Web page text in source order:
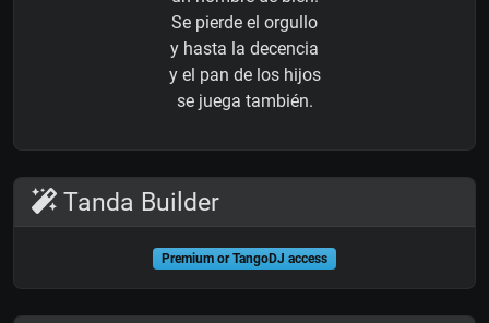
Se pierde el orgullo
y hasta la decencia
y el pan de los hijos
se juega también.
Tanda Builder
Premium or TangoDJ access